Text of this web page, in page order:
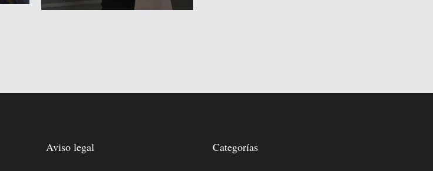
Aviso legal Categorías